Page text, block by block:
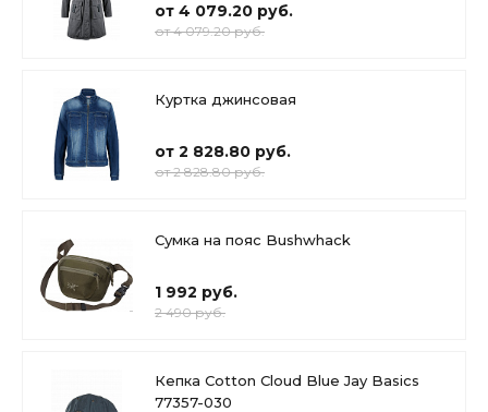
от 4 079.20 руб.
от 4 079.20 руб.
Куртка джинсовая
от 2 828.80 руб.
от 2 828.80 руб.
Сумка на пояс Bushwhack
1 992 руб.
2 490 руб.
Кепка Cotton Cloud Blue Jay Basics
77357-030